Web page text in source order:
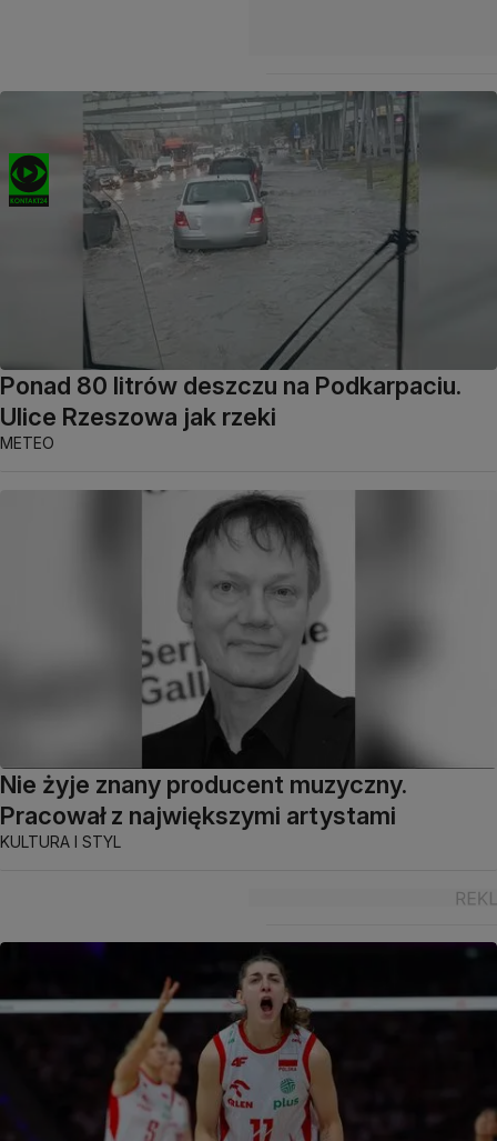
Ponad 80 litrów deszczu na Podkarpaciu.
Ulice Rzeszowa jak rzeki
METEO
Nie żyje znany producent muzyczny.
Pracował z największymi artystami
KULTURA I STYL